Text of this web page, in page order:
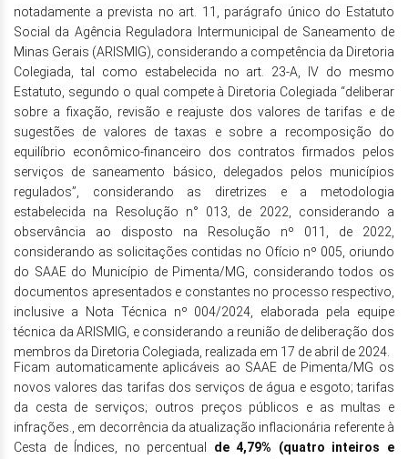
notadamente a prevista no art. 11, parágrafo único do Estatuto
Social da Agência Reguladora Intermunicipal de Saneamento de
Minas Gerais (ARISMIG), considerando a competência da Diretoria
Colegiada, tal como estabelecida no art. 23-A, IV do mesmo
Estatuto, segundo o qual compete à Diretoria Colegiada “deliberar
sobre a fixação, revisão e reajuste dos valores de tarifas e de
sugestões de valores de taxas e sobre a recomposição do
equilíbrio econômico-financeiro dos contratos firmados pelos
serviços de saneamento básico, delegados pelos municípios
regulados”, considerando as diretrizes e a metodologia
estabelecida na Resolução n° 013, de 2022, considerando a
observância ao disposto na Resolução nº 011, de 2022,
considerando as solicitações contidas no Ofício nº 005, oriundo
do SAAE do Município de Pimenta/MG, considerando todos os
documentos apresentados e constantes no processo respectivo,
inclusive a Nota Técnica nº 004/2024, elaborada pela equipe
técnica da ARISMIG, e considerando a reunião de deliberação dos
membros da Diretoria Colegiada, realizada em 17 de abril de 2024.
Ficam automaticamente aplicáveis ao SAAE de Pimenta/MG os
novos valores das tarifas dos serviços de água e esgoto; tarifas
da cesta de serviços; outros preços públicos e as multas e
infrações., em decorrência da atualização inflacionária referente à
Cesta de Índices, no percentual de 4,79% (quatro inteiros e